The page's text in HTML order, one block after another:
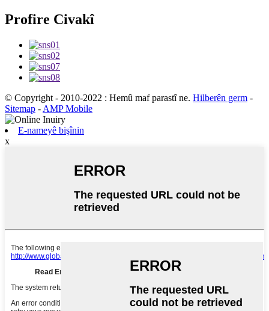
Profire Civakî
© Copyright - 2010-2022 : Hemû maf parastî ne. Hilberên germ -
Sitemap - AMP Mobile
E-nameyê bişînin
x